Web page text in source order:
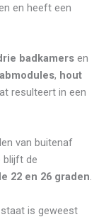
en heeft een
badkamers en
, hout
resulteert in een
van buitenaf
blijft de
22 en 26 graden.
is geweest